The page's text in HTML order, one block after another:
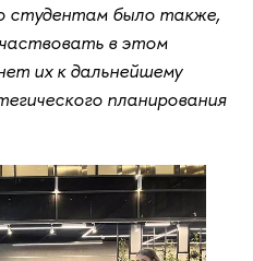
было также,
в этом
их к дальнейшему
планирования